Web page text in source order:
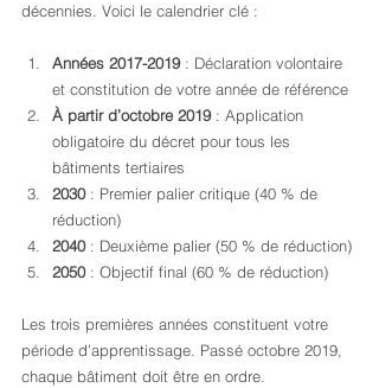
décennies. Voici le calendrier clé :
Années 2017-2019 : Déclaration volontaire
et constitution de votre année de référence
À partir d’octobre 2019 : Application
obligatoire du décret pour tous les
bâtiments tertiaires
2030 : Premier palier critique (40 % de
réduction)
2040 : Deuxième palier (50 % de réduction)
2050 : Objectif final (60 % de réduction)
Les trois premières années constituent votre
période d’apprentissage. Passé octobre 2019,
chaque bâtiment doit être en ordre.